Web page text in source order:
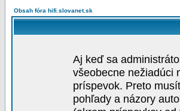
Obsah fóra hifi.slovanet.sk
Aj keď sa
všeobecne nežiadúci
príspevok. Preto
pohľady a názory